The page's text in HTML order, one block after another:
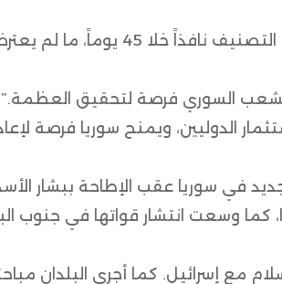
وأبلغ روبيو الكونغرس رسمياً ببدء هذه الإجراءات، على أن يصبح إلغاء
السوري فرصة لتحقيق العظمة.”
الدوليين، ويمنح سوريا فرصة
في سوريا عقب الإطاحة ببشار
كما وسعت انتشار قواتها في جنوب
مع إسرائيل. كما أجرى البلدان